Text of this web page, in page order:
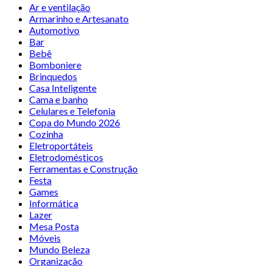
Ar e ventilação
Armarinho e Artesanato
Automotivo
Bar
Bebê
Bomboniere
Brinquedos
Casa Inteligente
Cama e banho
Celulares e Telefonia
Copa do Mundo 2026
Cozinha
Eletroportáteis
Eletrodomésticos
Ferramentas e Construção
Festa
Games
Informática
Lazer
Mesa Posta
Móveis
Mundo Beleza
Organização